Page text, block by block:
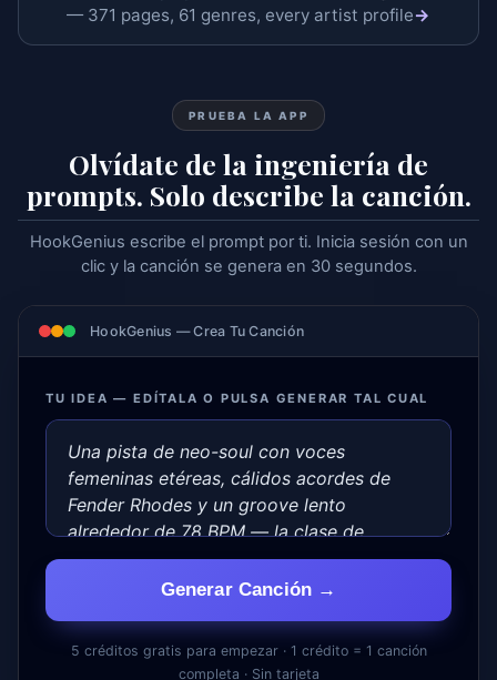
— 371 pages, 61 genres, every artist profile→
PRUEBA LA APP
Olvídate de la ingeniería de
prompts. Solo describe la canción.
HookGenius escribe el prompt por ti. Inicia sesión con un
clic y la canción se genera en 30 segundos.
HookGenius — Crea Tu Canción
TU IDEA — EDÍTALA O PULSA GENERAR TAL CUAL
Generar Canción →
5 créditos gratis para empezar · 1 crédito = 1 canción
completa · Sin tarjeta